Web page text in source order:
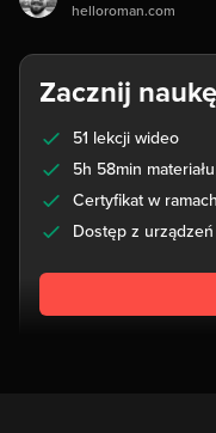
helloroman.com
Zacznij
51 lekcji wideo
5h 58min materiału
Certyfikat w
Dostęp z